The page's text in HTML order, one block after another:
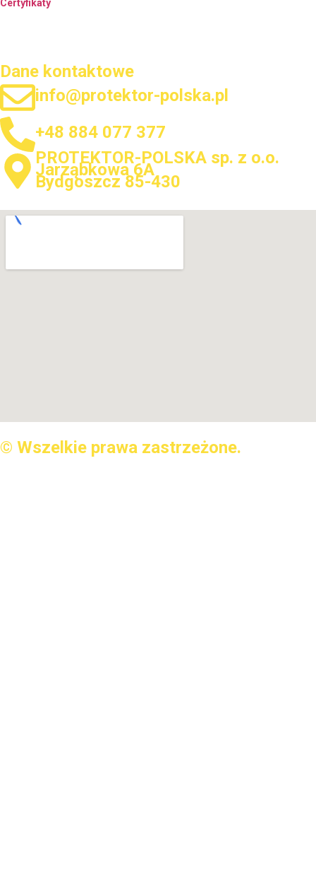
Certyfikaty
Dane kontaktowe
info@protektor-polska.pl
+48 884 077 377
PROTEKTOR-POLSKA sp. z o.o.
Jarząbkowa 6A
Bydgoszcz 85-430
© Wszelkie prawa zastrzeżone.